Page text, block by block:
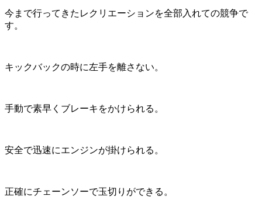
今まで行ってきたレクリエーションを全部入れての競争で
す。
キックバックの時に左手を離さない。
手動で素早くブレーキをかけられる。
安全で迅速にエンジンが掛けられる。
正確にチェーンソーで玉切りができる。